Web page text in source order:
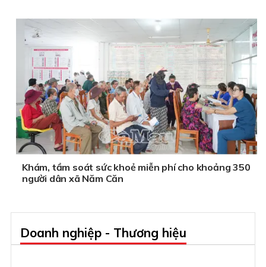
Khám, tầm soát sức khoẻ miễn phí cho khoảng 350
người dân xã Năm Căn
Doanh nghiệp - Thương hiệu